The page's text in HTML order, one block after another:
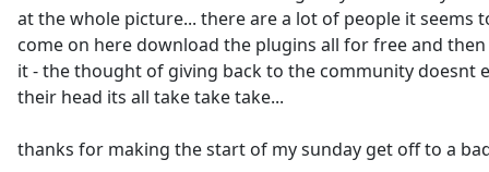
at the whole picture... there are a lot of people it seems
come on here download the plugins all for free and
it - the thought of giving back to the community doesnt
their head its all take take take...
thanks for making the start of my sunday get off to a